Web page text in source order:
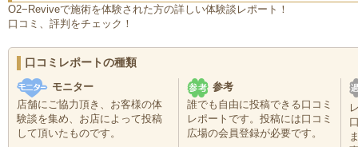
O2−Reviveで施術を体験された方の詳しい体験談レポート！
口コミ、評判をチェック！
口コミレポートの種類
モニター
店舗にご協力頂き、お客様の体
験談を集め、お店によって投稿
して頂いたものです。
参考
誰でも自由に投稿できる口コミ
レポートです。投稿には口コミ
広場の会員登録が必要です。